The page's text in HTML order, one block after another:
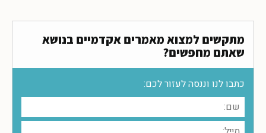
מתקשים למצוא מאמרים אקדמיים בנושא
שאתם מחפשים?
כתבו לנו וננסה לעזור לכם: